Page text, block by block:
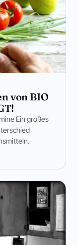
von BIO
Ein großes